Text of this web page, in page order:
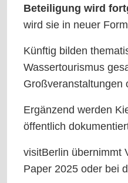
Beteiligung wird
wird sie in neuer
Künftig bilden
Wassertourismus
Großveranstaltungen
Ergänzend werden
öffentlich
visitBerlin übernimmt
Paper 2025 oder bei